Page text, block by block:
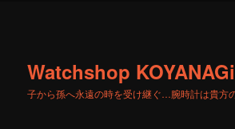
Watchshop
子から孫へ永遠の時を受け継ぐ…腕時計は貴方